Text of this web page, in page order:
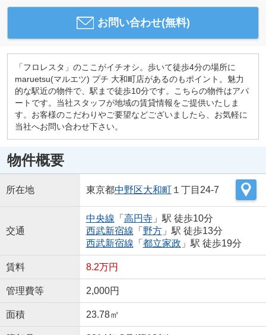
お問い合わせ(無料)
「フロレスタ」のここがイチオシ。歩いて徒歩4分の場所に
maruetsu(マルエツ) プチ 大和町店があるのもポイント。魅力
的な駅近の物件で、駅まで徒歩10分です。こちらの物件はアパ
ートです。当社スタッフが地域の賃貸情報をご提供いたしま
す。お客様のこだわりやご要望などございましたら、お気軽に
当社へお問い合わせ下さい。
物件概要
所在地 東京都中野区大和町１丁目24-7
交通
中央線 「 高円寺」駅 徒歩10分
西武新宿線 「 野方」駅 徒歩13分
西武新宿線 「 都立家政 」駅 徒歩19分
賃料 8.2万円
管理費等 2,000円
面積 23.78㎡